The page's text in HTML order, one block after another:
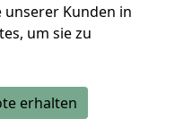
Kunden in
um sie zu
erhalten